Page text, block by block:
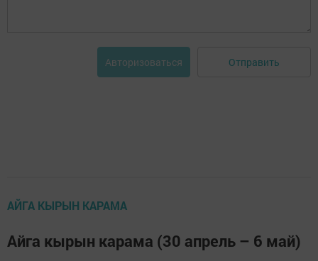
Авторизоваться Отправить
АЙГА КЫРЫН КАРАМА
Айга кырын карама (30 апрель – 6 май)